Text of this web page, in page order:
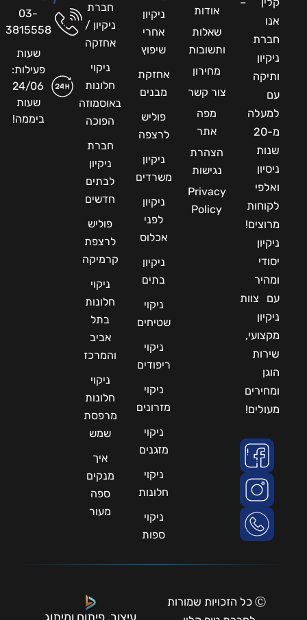
אנו
חברת
ניקיון
ותיקה
עם
למעלה
מ-20
שנות
ניסיון
ואלפי
לקוחות
מרוצים!
ניקיון
יסודי
ומהיר
עם צוות
ניקיון
מקצועי,
שירות
הוגן
ומחירים
מעולים!
אודות
שאלות
ותשובות
מחירון
צור קשר
מפה
אתר
הצהרת
נגישות
Privacy
Policy
ניקיון
אחרי
שיפוץ
אחזקת
מבנים
פוליש
לרצפה
ניקיון
משרדים
ניקיון
לפני
אכלוס
ניקיון
בתים
ניקוי
שטיחים
ניקוי
ריפודים
ניקוי
מזרונים
ניקוי
מזגנים
ניקוי
חלונות
ניקוי
ספות
חברת
ניקיון /
אחזקה
ניקוי
חלונות
באוסמוזה
הפוכה
חברת
ניקיון
לבתים
חדשים
פוליש
לרצפת
קרמיקה
ניקוי
חלונות
בתל
אביב
והמרכז
ניקוי
חלונות
מרפסת
שמש
איך
מנקים
ספה
מעור
03-
3815558
שעות
פעילות:
24/06
שעות
ביממה!
Ⓒ כל הזכויות שמורות